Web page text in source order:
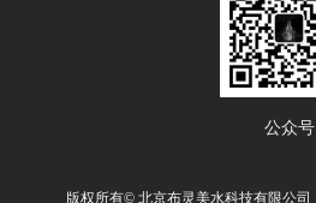
公众号
版权所有© 北京布灵美水科技有限公司